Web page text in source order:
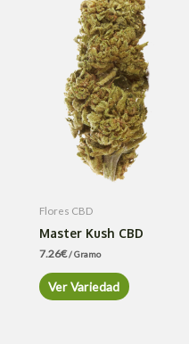
Flores CBD
Master Kush CBD
7.26€/ Gramo
Ver Variedad